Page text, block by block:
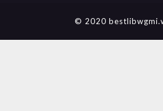
© 2020